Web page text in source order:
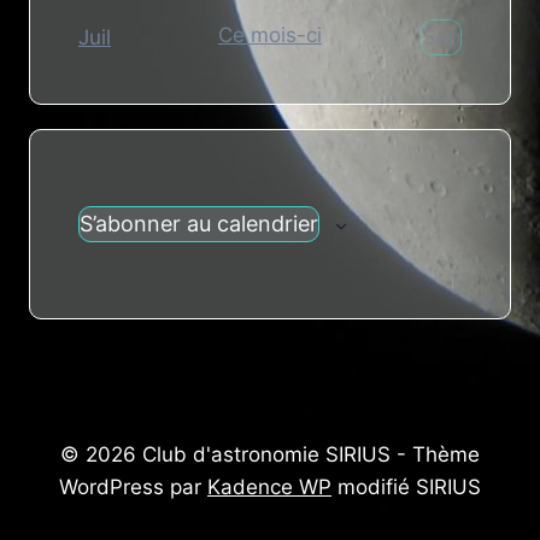
Juil Ce mois-ci Sep
S’abonner au calendrier
© 2026 Club d'astronomie SIRIUS - Thème
WordPress par Kadence WP modifié SIRIUS